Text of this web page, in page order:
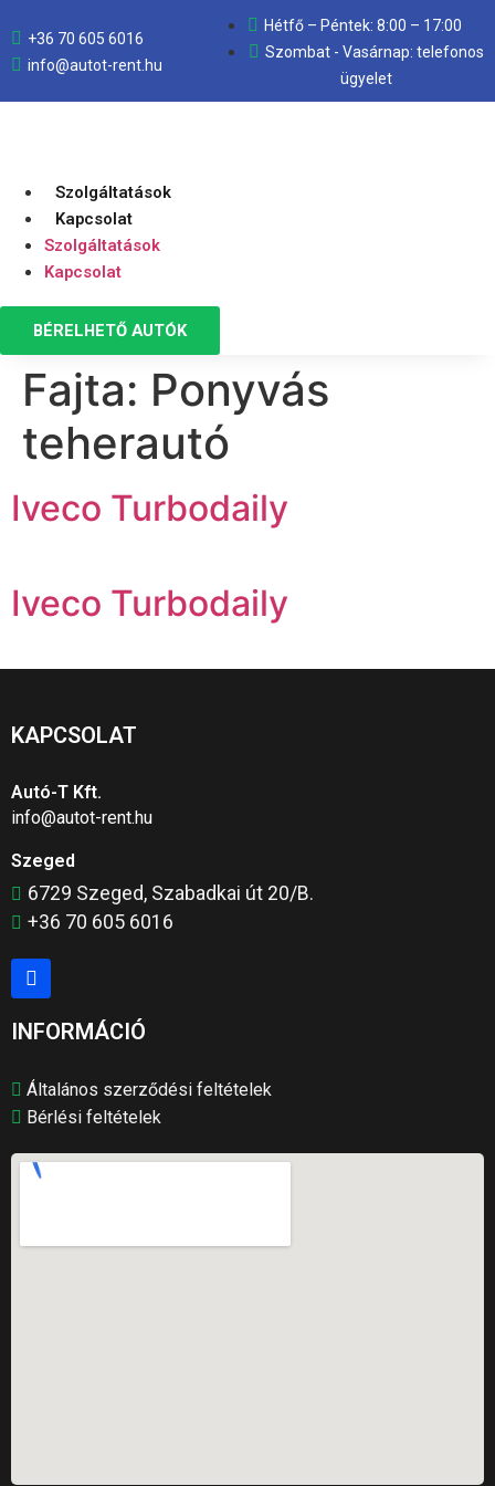
+36 70 605 6016
info@autot-rent.hu
Hétfő – Péntek: 8:00 – 17:00
Szombat - Vasárnap: telefonos
ügyelet
Szolgáltatások
Kapcsolat
Szolgáltatások
Kapcsolat
BÉRELHETŐ AUTÓK
Fajta: Ponyvás
teherautó
Iveco Turbodaily
Iveco Turbodaily
KAPCSOLAT
Autó-T Kft.
info@autot-rent.hu
Szeged
6729 Szeged, Szabadkai út 20/B.
+36 70 605 6016
INFORMÁCIÓ
Általános szerződési feltételek
Bérlési feltételek